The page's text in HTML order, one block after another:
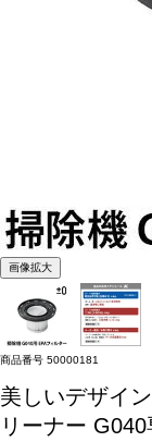
画像拡大
商品番号 50000181
美しいデザイ
リーナー